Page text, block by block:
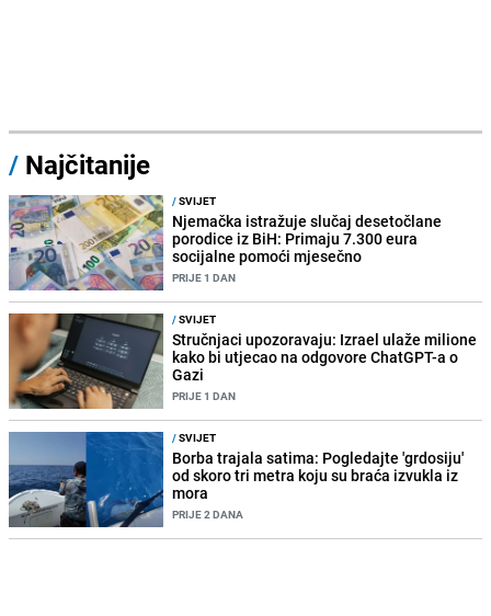
/ Najčitanije
/SVIJET
Njemačka istražuje slučaj desetočlane
porodice iz BiH: Primaju 7.300 eura
socijalne pomoći mjesečno
PRIJE 1 DAN
/SVIJET
Stručnjaci upozoravaju: Izrael ulaže milione
kako bi utjecao na odgovore ChatGPT-a o
Gazi
PRIJE 1 DAN
/SVIJET
Borba trajala satima: Pogledajte 'grdosiju'
od skoro tri metra koju su braća izvukla iz
mora
PRIJE 2 DANA